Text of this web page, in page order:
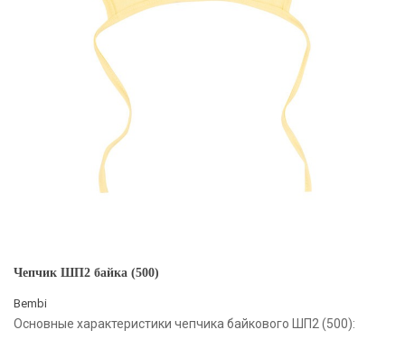
Чепчик ШП2 байка (500)
Bembi
Основные характеристики чепчика байкового ШП2 (500):